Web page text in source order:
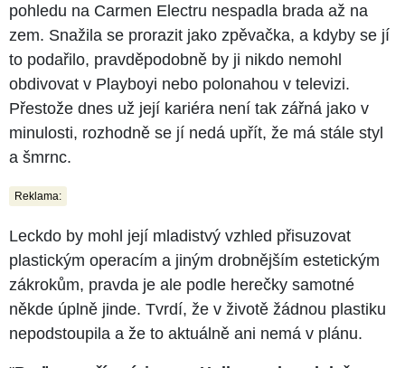
pohledu na Carmen Electru nespadla brada až na
zem. Snažila se prorazit jako zpěvačka, a kdyby se jí
to podařilo, pravděpodobně by ji nikdo nemohl
obdivovat v Playboyi nebo polonahou v televizi.
Přestože dnes už její kariéra není tak zářná jako v
minulosti, rozhodně se jí nedá upřít, že má stále styl
a šmrnc.
Reklama:
Leckdo by mohl její mladistvý vzhled přisuzovat
plastickým operacím a jiným drobnějším estetickým
zákrokům, pravda je ale podle herečky samotné
někde úplně jinde. Tvrdí, že v životě žádnou plastiku
nepodstoupila a že to aktuálně ani nemá v plánu.